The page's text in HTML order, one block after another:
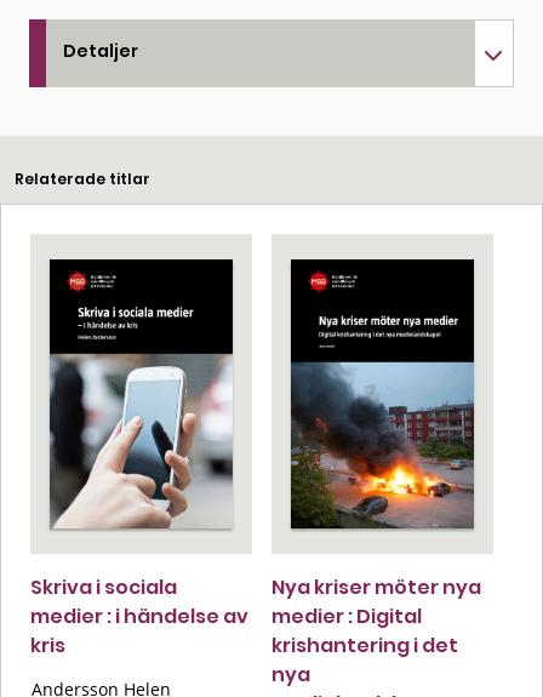
Detaljer
Relaterade titlar
Skriva i sociala
medier : i händelse av
kris
Andersson Helen
Nya kriser möter nya
medier : Digital
krishantering i det
nya